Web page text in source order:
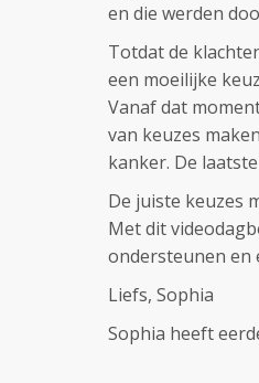
en die werden
Totdat de
een moeilijke
Vanaf dat
van keuzes
kanker. De
De juiste keuzes
Met dit
ondersteunen en
Liefs, Sophia
Sophia heeft